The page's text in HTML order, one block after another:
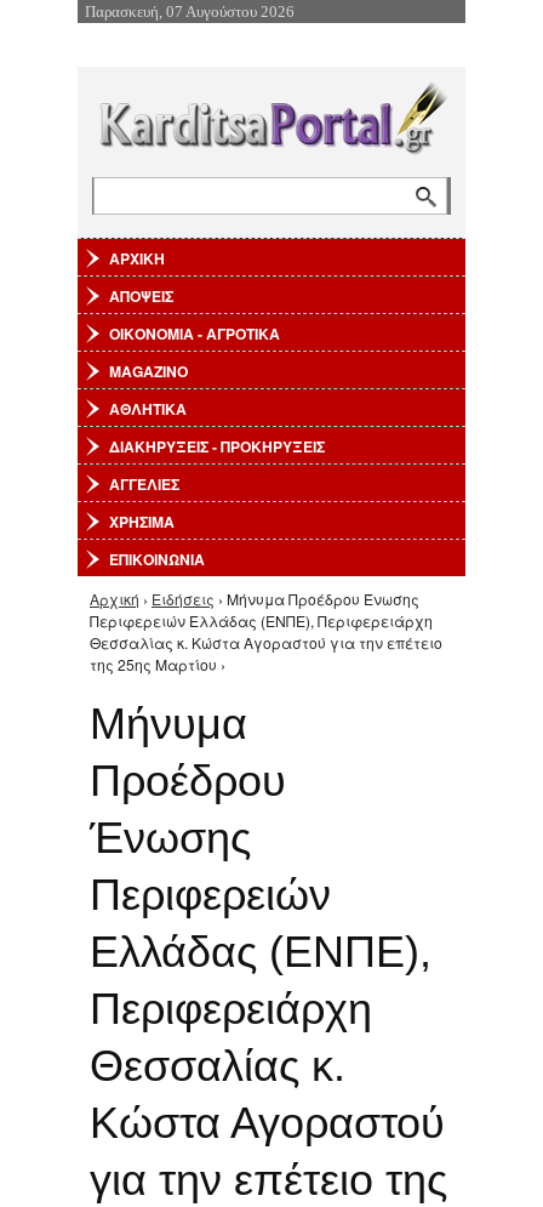
Επιστροφή στην Πλοήγηση
Παρασκευή, 07 Αυγούστου 2026
ΑΡΧΙΚΗ
ΑΠΟΨΕΙΣ
ΟΙΚΟΝΟΜΙΑ - ΑΓΡΟΤΙΚΑ
MAGAZINO
ΑΘΛΗΤΙΚΑ
ΔΙΑΚΗΡΥΞΕΙΣ - ΠΡΟΚΗΡΥΞΕΙΣ
ΑΓΓΕΛΙΕΣ
ΧΡΗΣΙΜΑ
ΕΠΙΚΟΙΝΩΝΙΑ
Είστε εδώ
Αρχική › Ειδήσεις › Μήνυμα Προέδρου Ένωσης
Περιφερειών Ελλάδας (ΕΝΠΕ), Περιφερειάρχη
Θεσσαλίας κ. Κώστα Αγοραστού για την επέτειο
της 25ης Μαρτίου ›
Μήνυμα
Προέδρου
Ένωσης
Περιφερειών
Ελλάδας (ΕΝΠΕ),
Περιφερειάρχη
Θεσσαλίας κ.
Κώστα Αγοραστού
για την επέτειο της